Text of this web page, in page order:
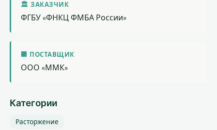
🏛 ЗАКАЗЧИК
ФГБУ «ФНКЦ ФМБА России»
🏢 ПОСТАВЩИК
ООО «ММК»
Категории
Расторжение